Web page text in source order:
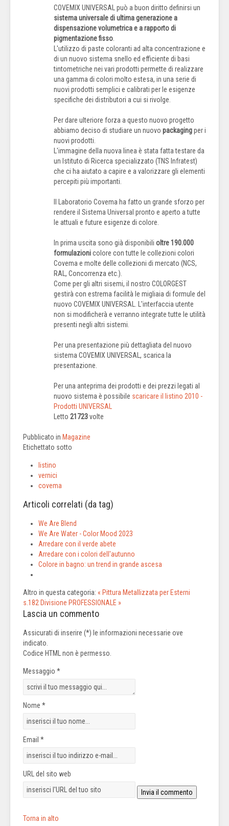
COVEMIX UNIVERSAL può a buon diritto definirsi un
sistema universale di ultima generazione a
dispensazione volumetrica e a rapporto di
pigmentazione fisso.
L'utilizzo di paste coloranti ad alta concentrazione e
di un nuovo sistema snello ed efficiente di basi
tintometriche nei vari prodotti permette di realizzare
una gamma di colori molto estesa, in una serie di
nuovi prodotti semplici e calibrati per le esigenze
specifiche dei distributori a cui si rivolge.
Per dare ulteriore forza a questo nuovo progetto
abbiamo deciso di studiare un nuovo packagingper i
nuovi prodotti.
L'immagine della nuova linea è stata fatta testare da
un Istituto di Ricerca specializzato (TNS Infratest)
che ci ha aiutato a capire e a valorizzare gli elementi
percepiti più importanti.
Il Laboratorio Covema ha fatto un grande sforzo per
rendere il Sistema Universal pronto e aperto a tutte
le attuali e future esigenze di colore.
In prima uscita sono già disponibili oltre 190.000
formulazionicolore con tutte le collezioni colori
Covema e molte delle collezioni di mercato (NCS,
RAL, Concorrenza etc.).
Come per gli altri sisemi, il nostro COLORGEST
gestirà con estrema facilità le migliaia di formule del
nuovo COVEMIX UNIVERSAL. L'interfaccia utente
non si modificherà e verranno integrate tutte le utilità
presenti negli altri sistemi.
Per una presentazione più dettagliata del nuovo
sistema COVEMIX UNIVERSAL, scarica la
presentazione.
Per una anteprima dei prodotti e dei prezzi legati al
nuovo sistema è possibile scaricare il listino 2010 -
Prodotti UNIVERSAL
Letto 21723volte
Pubblicato in Magazine
Etichettato sotto
listino
vernici
covema
Articoli correlati (da tag)
We Are Blend
We Are Water - Color Mood 2023
Arredare con il verde abete
Arredare con i colori dell'autunno
Colore in bagno: un trend in grande ascesa
Altro in questa categoria: « Pittura Metallizzata per Esterni
s.182 Divisione PROFESSIONALE »
Lascia un commento
Assicurati di inserire (*) le informazioni necessarie ove
indicato.
Codice HTML non è permesso.
Messaggio *
Nome *
Email *
URL del sito web
Torna in alto